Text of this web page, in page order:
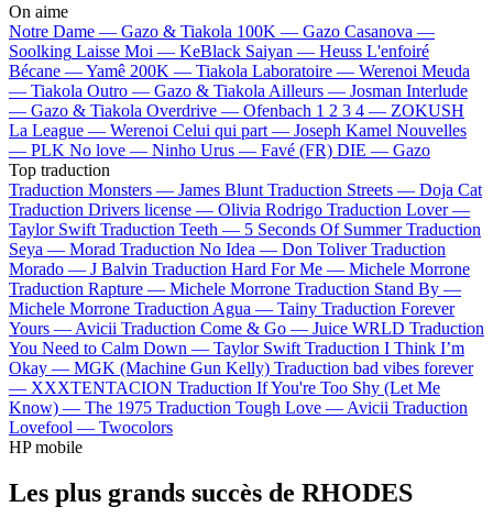
On aime
Notre Dame — Gazo & Tiakola 100K — Gazo Casanova —
Soolking Laisse Moi — KeBlack Saiyan — Heuss L'enfoiré
Bécane —Yamê 200K — Tiakola Laboratoire — Werenoi Meuda
— Tiakola Outro — Gazo & Tiakola Ailleurs — Josman Interlude
— Gazo & Tiakola Overdrive — Ofenbach 1 2 3 4 — ZOKUSH
La League — Werenoi Celui qui part — Joseph Kamel Nouvelles
— PLK No love — Ninho Urus — Favé (FR) DIE — Gazo
Top traduction
Traduction Monsters — James Blunt Traduction Streets — Doja Cat
Traduction Drivers license — Olivia Rodrigo Traduction Lover —
Taylor Swift Traduction Teeth — 5 Seconds Of Summer Traduction
Seya — Morad Traduction No Idea — Don Toliver Traduction
Morado — J Balvin Traduction Hard For Me — Michele Morrone
Traduction Rapture — Michele Morrone Traduction Stand By —
Michele Morrone Traduction Agua — Tainy Traduction Forever
Yours — Avicii Traduction Come & Go — Juice WRLD Traduction
You Need to Calm Down — Taylor Swift Traduction I Think I’m
Okay — MGK (Machine Gun Kelly) Traduction bad vibes forever
— XXXTENTACION Traduction If You're Too Shy (Let Me
Know) — The 1975 Traduction Tough Love — Avicii Traduction
Lovefool — Twocolors
HP mobile
Les plus grands succès de RHODES